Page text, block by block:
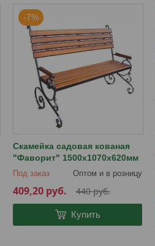
-7%
Скамейка садовая кованая
"Фаворит" 1500х1070х620мм
Под заказ Оптом и в розницу
440руб.
409,20 руб.
Купить